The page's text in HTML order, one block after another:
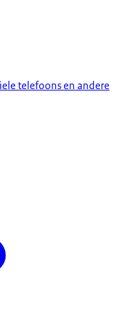
telefoons en andere